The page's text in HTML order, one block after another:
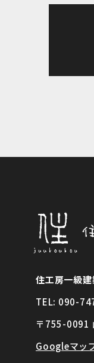
住工房一級
TEL: 090-
〒755-0091
Googleマッ